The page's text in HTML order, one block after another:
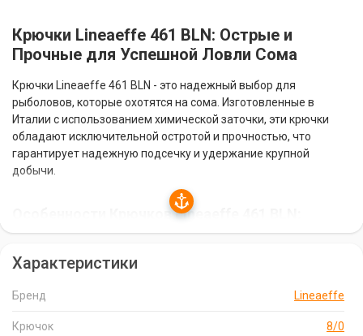
Крючки Lineaeffe 461 BLN: Острые и
Прочные для Успешной Ловли Сома
Крючки Lineaeffe 461 BLN - это надежный выбор для
рыболовов, которые охотятся на сома. Изготовленные в
Италии с использованием химической заточки, эти крючки
обладают исключительной остротой и прочностью, что
гарантирует надежную подсечку и удержание крупной
добычи.
Особенности Крючков Lineaeffe 461 BLN:
подходит для ловли сома.
высококачественной стали, что обеспечивает их
долговечность и надежность.
Характеристики
Бренд Lineaeffe
Крючок 8/0